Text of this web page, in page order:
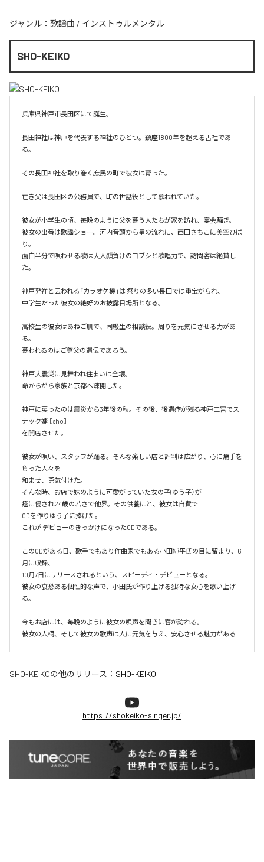
ジャンル： 歌謡曲 / インストゥルメンタル
SHO-KEIKO
兵庫県神戸市長田区にて誕生。
長田神社は神戸を代表する神社のひとつ。鎮座1800年を超える古社であ
る。
その長田神社を取り巻く庶民の町で彼女は育った。
亡き父は長田区の公務員で、町の世話役として慕われていた。
彼女が小学生の頃、毎晩のように父を慕う人たちが家を訪れ、宴会騒ぎ。
彼女の出番は歌謡ショー。河内音頭から星の流れに、西田さちこに美空ひば
り。
面白半分で唄わせる歌は大人顔負けのコブシと歌唱力で、訪問客は絶賛し
た。
神戸発祥と云われる「カラオケ機｣は 祭りの多い長田では重宝がられ、
中学生だった彼女の絶好のお披露目場所となる。
高校生の彼女はあねご肌で、同級生の相談役。周りを元気にさせる力があ
る。
慕われるのはご尊父の遺伝であろう。
神戸大震災に見舞われ住まいは全壊。
命からがら家族と京都へ疎開した。
神戸に戻ったのは震災から3年後の秋。その後、後遺症が残る神戸三宮でス
ナック婕 【sho】
を開店させた。
彼女が唄い、スタッフが踊る。そんな楽しい店と評判は広がり、心に痛手を
負った人々を
和ませ、勇気付けた。
そんな時、お店で妹のように可愛がっていた女の子(ゆう子）が
癌に侵され24歳の若さで他界。その供養にと、彼女は自費で
CDを作りゆう子に捧げた。
これが デビューのきっかけになったCDである。
このCDがある日、歌手でもあり作曲家でもある小田純平氏の目に留まり、6
月に収録、
10月7日にリリースされるという、スピーディ・デビューとなる。
彼女の哀愁ある個性的な声で、小田氏が作り上げる独特な女心を歌い上げ
る。
今もお店には、毎晩のように彼女の唄声を聞きに客が訪れる。
彼女の人柄、そして彼女の歌声は人に元気を与え、安心させる魅力がある
SHO-KEIKOの他のリリース： SHO-KEIKO
https://shokeiko-singer.jp/